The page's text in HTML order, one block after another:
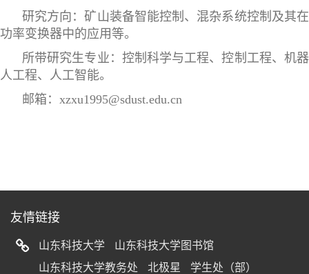
研究方向：矿山装备智能控制、混杂系统控制及其在
功率变换器中的应用等。
所带研究生专业：控制科学与工程、控制工程、机器
人工程、人工智能。
邮箱：xzxu1995@sdust.edu.cn
友情链接
山东科技大学
山东科技大学图书馆
山东科技大学教务处
北极星 学生处（部）